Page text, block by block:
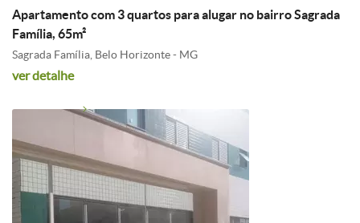
Apartamento com 3 quartos para alugar no bairro Sagrada
Família, 65m²
Sagrada Família, Belo Horizonte - MG
ver detalhe